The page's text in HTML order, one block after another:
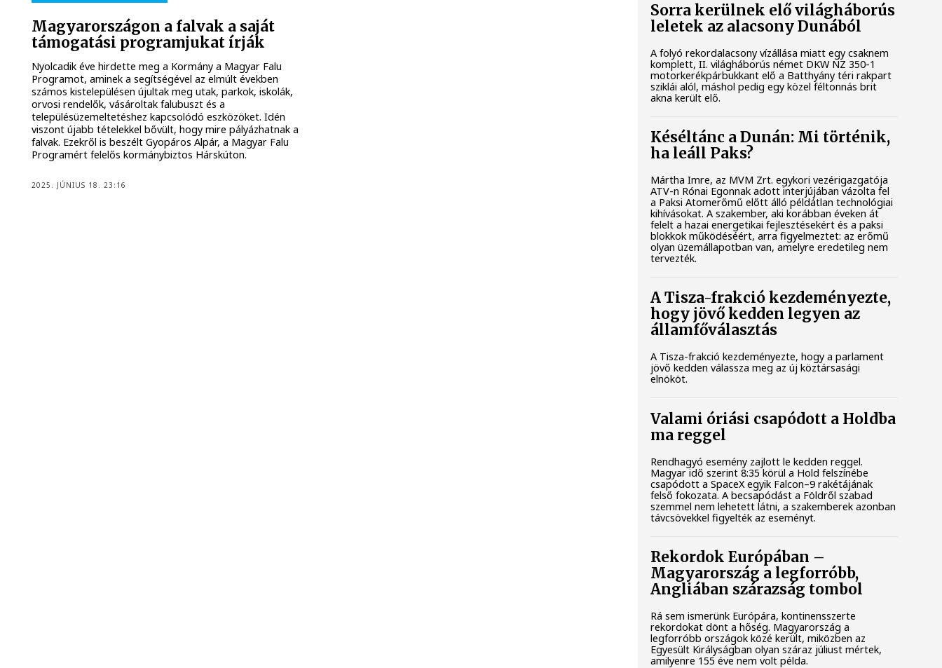
Magyarországon a falvak a saját
támogatási programjukat írják
Nyolcadik éve hirdette meg a Kormány a Magyar Falu
Programot, aminek a segítségével az elmúlt években
számos kistelepülésen újultak meg utak, parkok, iskolák,
orvosi rendelők, vásároltak falubuszt és a
településüzemeltetéshez kapcsolódó eszközöket. Idén
viszont újabb tételekkel bővült, hogy mire pályázhatnak a
falvak. Ezekről is beszélt Gyopáros Alpár, a Magyar Falu
Programért felelős kormánybiztos Hárskúton.
2025. JÚNIUS 18. 23:16
Sorra kerülnek elő világháborús
leletek az alacsony Dunából
A folyó rekordalacsony vízállása miatt egy csaknem
komplett, II. világháborús német DKW NZ 350-1
motorkerékpárbukkant elő a Batthyány téri rakpart
sziklái alól, máshol pedig egy közel féltonnás brit
akna került elő.
Késéltánc a Dunán: Mi történik,
ha leáll Paks?
Mártha Imre, az MVM Zrt. egykori vezérigazgatója
ATV-n Rónai Egonnak adott interjújában vázolta fel
a Paksi Atomerőmű előtt álló példátlan technológiai
kihívásokat. A szakember, aki korábban éveken át
felelt a hazai energetikai fejlesztésekért és a paksi
blokkok működéséért, arra figyelmeztet: az erőmű
olyan üzemállapotban van, amelyre eredetileg nem
tervezték.
A Tisza-frakció kezdeményezte,
hogy jövő kedden legyen az
államfőválasztás
A Tisza-frakció kezdeményezte, hogy a parlament
jövő kedden válassza meg az új köztársasági
elnököt.
Valami óriási csapódott a Holdba
ma reggel
Rendhagyó esemény zajlott le kedden reggel.
Magyar idő szerint 8:35 körül a Hold felszínébe
csapódott a SpaceX egyik Falcon–9 rakétájának
felső fokozata. A becsapódást a Földről szabad
szemmel nem lehetett látni, a szakemberek azonban
távcsövekkel figyelték az eseményt.
Rekordok Európában –
Magyarország a legforróbb,
Angliában szárazság tombol
Rá sem ismerünk Európára, kontinensszerte
rekordokat dönt a hőség. Magyarország a
legforróbb országok közé került, miközben az
Egyesült Királyságban olyan száraz júliust mértek,
amilyenre 155 éve nem volt példa.